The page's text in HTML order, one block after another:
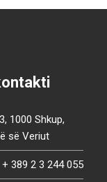
1000 Shkup,
së Veriut
+ 389 2 3 244 055